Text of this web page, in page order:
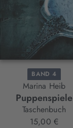
BAND 4
Marina Heib
Puppenspiele
Taschenbuch
15,00 €